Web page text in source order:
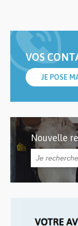
VOS
JE POSE
Nouvelle